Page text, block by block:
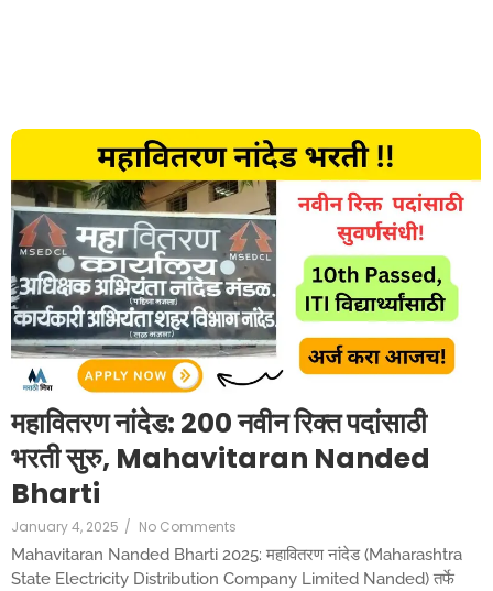
महावितरण नांदेड: 200 नवीन रिक्त पदांसाठी
भरती सुरु, Mahavitaran Nanded
Bharti
January 4, 2025 / No Comments
Mahavitaran Nanded Bharti 2025: महावितरण नांदेड (Maharashtra
State Electricity Distribution Company Limited Nanded) तर्फे